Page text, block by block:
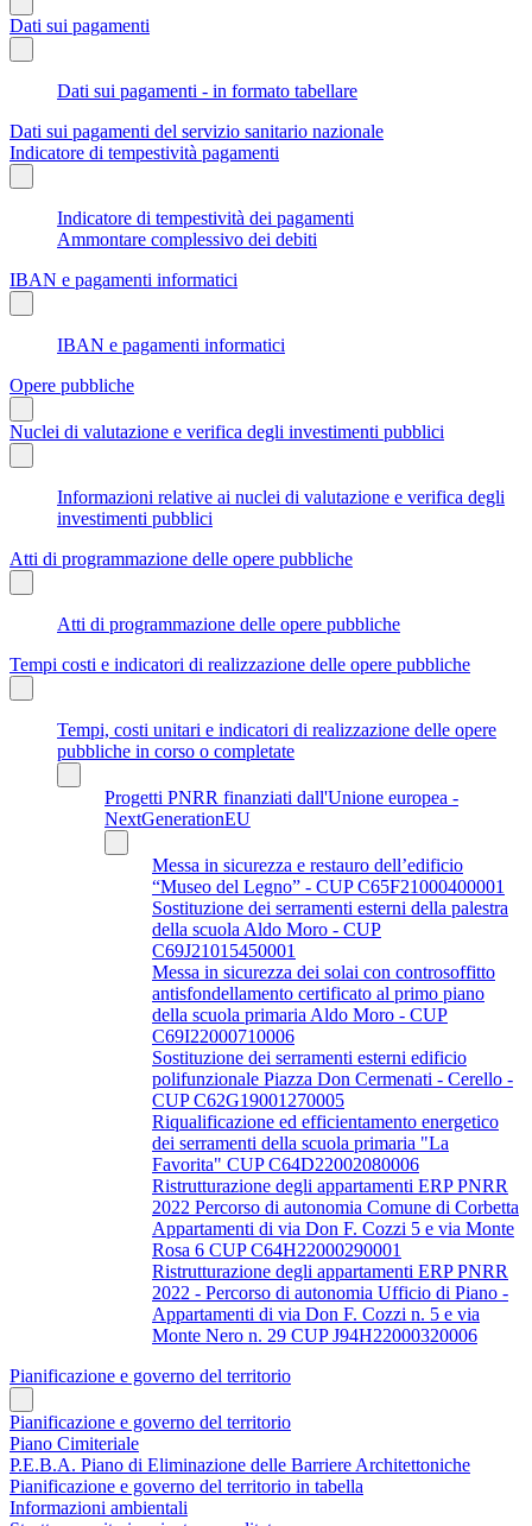
Dati sui pagamenti
Dati sui pagamenti - in formato tabellare
Dati sui pagamenti del servizio sanitario nazionale
Indicatore di tempestività pagamenti
Indicatore di tempestività dei pagamenti
Ammontare complessivo dei debiti
IBAN e pagamenti informatici
IBAN e pagamenti informatici
Opere pubbliche
Nuclei di valutazione e verifica degli investimenti pubblici
Informazioni relative ai nuclei di valutazione e verifica degli
investimenti pubblici
Atti di programmazione delle opere pubbliche
Atti di programmazione delle opere pubbliche
Tempi costi e indicatori di realizzazione delle opere pubbliche
Tempi, costi unitari e indicatori di realizzazione delle opere
pubbliche in corso o completate
Progetti PNRR finanziati dall'Unione europea -
NextGenerationEU
Messa in sicurezza e restauro dell’edificio
“Museo del Legno” - CUP C65F21000400001
Sostituzione dei serramenti esterni della palestra
della scuola Aldo Moro - CUP
C69J21015450001
Messa in sicurezza dei solai con controsoffitto
antisfondellamento certificato al primo piano
della scuola primaria Aldo Moro - CUP
C69I22000710006
Sostituzione dei serramenti esterni edificio
polifunzionale Piazza Don Cermenati - Cerello -
CUP C62G19001270005
Riqualificazione ed efficientamento energetico
dei serramenti della scuola primaria "La
Favorita" CUP C64D22002080006
Ristrutturazione degli appartamenti ERP PNRR
2022 Percorso di autonomia Comune di Corbetta
Appartamenti di via Don F. Cozzi 5 e via Monte
Rosa 6 CUP C64H22000290001
Ristrutturazione degli appartamenti ERP PNRR
2022 - Percorso di autonomia Ufficio di Piano -
Appartamenti di via Don F. Cozzi n. 5 e via
Monte Nero n. 29 CUP J94H22000320006
Pianificazione e governo del territorio
Pianificazione e governo del territorio
Piano Cimiteriale
P.E.B.A. Piano di Eliminazione delle Barriere Architettoniche
Pianificazione e governo del territorio in tabella
Informazioni ambientali